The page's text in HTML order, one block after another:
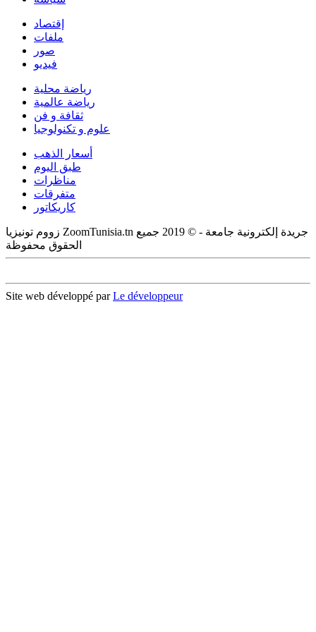
إقتصاد
ملفات
صور
فيديو
رياضة محلية
رياضة عالمية
ثقافة و فن
علوم و تكنولوجيا
أسعار الذهب
طبق اليوم
مناظرات
متفرقات
كاريكاتور
زووم تونيزيا ZoomTunisia.tn جريدة إلكترونية جامعة - © 2019 جميع
الحقوق محفوظة
Site web développé parLe développeur